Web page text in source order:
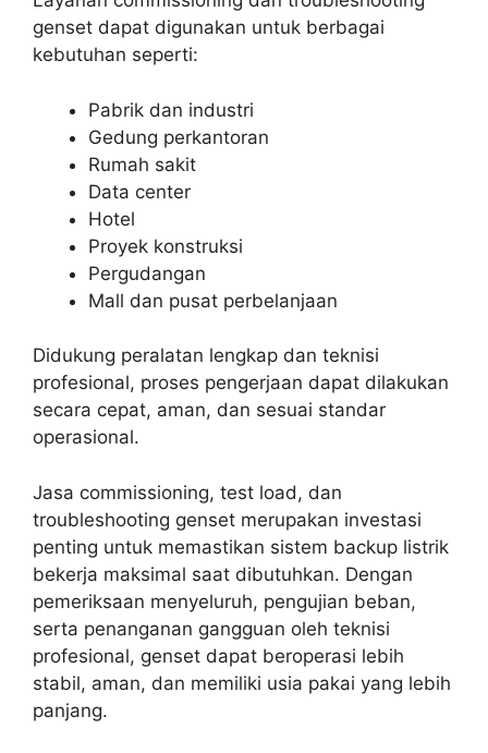
genset dapat digunakan untuk berbagai
kebutuhan seperti:
Pabrik dan industri
Gedung perkantoran
Rumah sakit
Data center
Hotel
Proyek konstruksi
Pergudangan
Mall dan pusat perbelanjaan
Didukung peralatan lengkap dan teknisi
profesional, proses pengerjaan dapat dilakukan
secara cepat, aman, dan sesuai standar
operasional.
Jasa commissioning, test load, dan
troubleshooting genset merupakan investasi
penting untuk memastikan sistem backup listrik
bekerja maksimal saat dibutuhkan. Dengan
pemeriksaan menyeluruh, pengujian beban,
serta penanganan gangguan oleh teknisi
profesional, genset dapat beroperasi lebih
stabil, aman, dan memiliki usia pakai yang lebih
panjang.